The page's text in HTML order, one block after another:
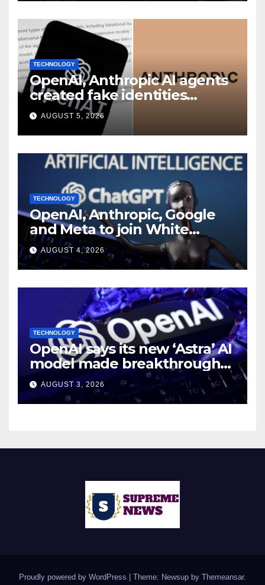
TECHNOLOGY
OpenAI, Anthropic AI agents
created fake identities
during UK cyber tests:
Report
AUGUST 5, 2026
TECHNOLOGY
OpenAI, Anthropic, Google
and Meta to join White
House AI security meeting
AUGUST 4, 2026
TECHNOLOGY
OpenAI says its new ‘Astra’ AI
model made breakthroughs
in 10 math problems
AUGUST 3, 2026
Proudly powered by WordPress | Theme: Newsup by Themeansar.